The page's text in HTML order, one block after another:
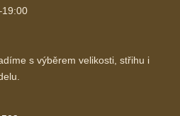
s výběrem velikosti, střihu i